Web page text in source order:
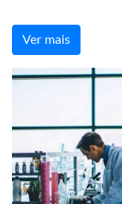
Ver mais